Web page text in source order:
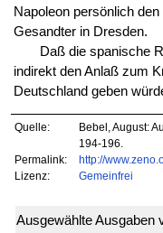
Napoleon persönlich
Gesandter in Dresden.
Daß die spanische
indirekt den Anlaß zum
Deutschland geben
Quelle:
Bebel, August:
194-196.
Permalink:
http://
Lizenz:
Gemeinfrei
Ausgewählte Ausgaben